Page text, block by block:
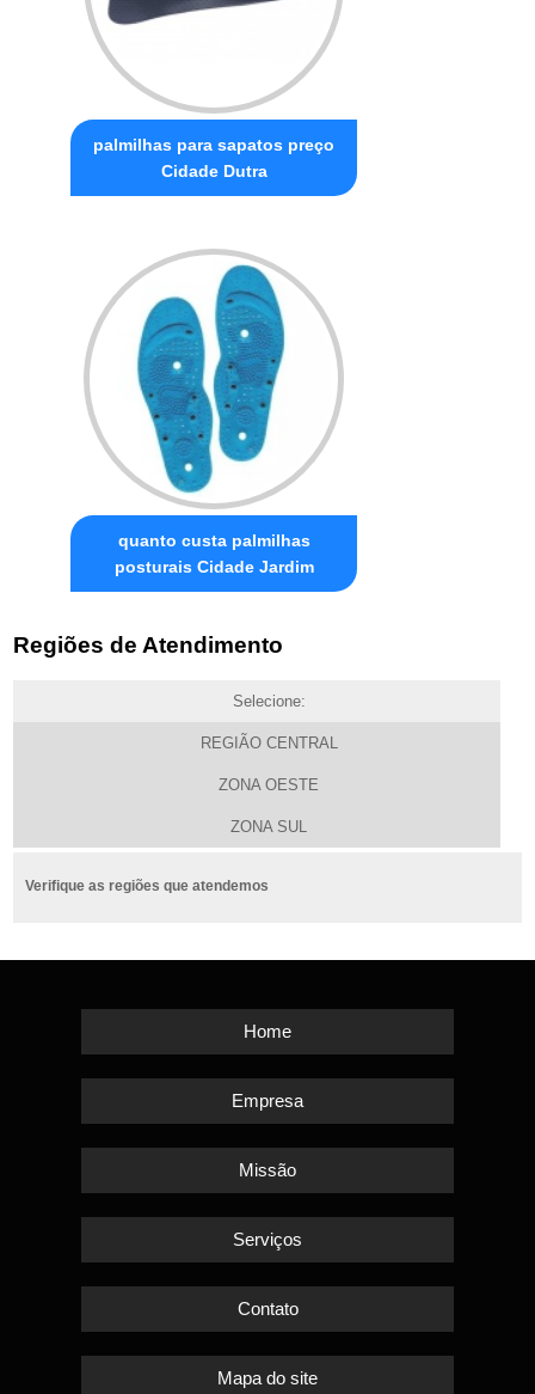
palmilhas para sapatos preço
Cidade Dutra
quanto custa palmilhas
posturais Cidade Jardim
Regiões de Atendimento
Selecione:
REGIÃO CENTRAL
ZONA OESTE
ZONA SUL
Verifique as regiões que atendemos
Home
Empresa
Missão
Serviços
Contato
Mapa do site